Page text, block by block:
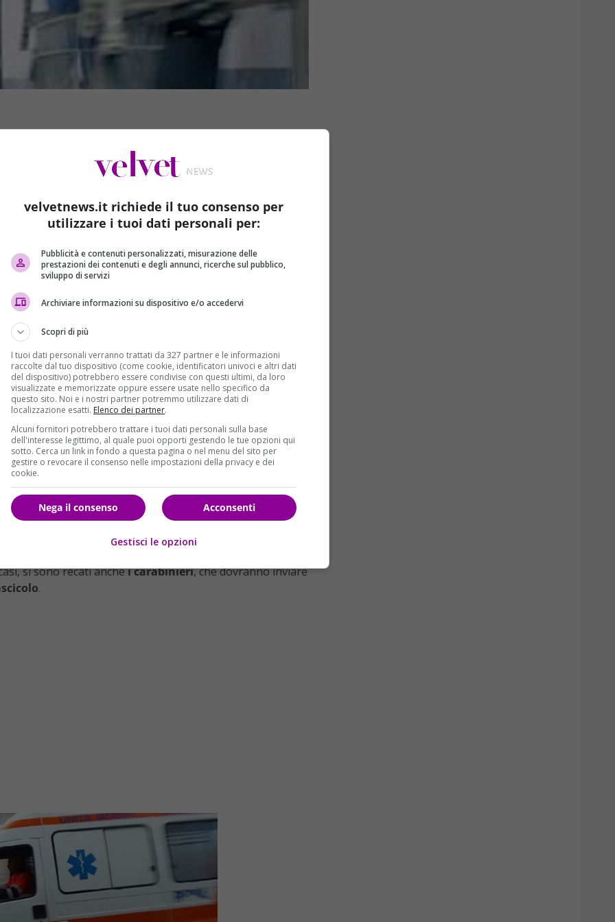
4 anni, Nicolò Tassan, è morto a seguito delle ferite
Il mobile gli è crollato addosso mentre stava giocando in
la ricostruzione dei fatti dellaNuova Venezia, il bambino si
giocando durante una festicciola di compleanno
è stato travolto da un pesante armadioche gli è
il piccolo avrebbe tentato di arrampicarsi
il suo leggero peso è bastato a provocare il
alla parete.La struttura gli è crollata addosso
testa. Sul posto è giunta a sirene spiegate un’ambulanza
È stato perciò trasportato
d’urgenza all’ospedale di
medici hanno tentato tutta una serie di operazioni per
di battere martedì 10 ottobre gettando nella disperazione
si sono recati anchei carabinieri, che dovranno inviare
.
velvetnews.it richiede il tuo consenso per
utilizzare i tuoi dati personali per:
Pubblicità e contenuti personalizzati, misurazione delle
prestazioni dei contenuti e degli annunci, ricerche sul pubblico,
sviluppo di servizi
Archiviare informazioni su dispositivo e/o accedervi
Scopri di più
I tuoi dati personali verranno trattati da 327 partner e le informazioni
raccolte dal tuo dispositivo (come cookie, identificatori univoci e altri dati
del dispositivo) potrebbero essere condivise con questi ultimi, da loro
visualizzate e memorizzate oppure essere usate nello specifico da
questo sito. Noi e i nostri partner potremmo utilizzare dati di
localizzazione esatti. Elenco dei partner.
Alcuni fornitori potrebbero trattare i tuoi dati personali sulla base
dell'interesse legittimo, al quale puoi opporti gestendo le tue opzioni qui
sotto. Cerca un link in fondo a questa pagina o nel menu del sito per
gestire o revocare il consenso nelle impostazioni della privacy e dei
cookie.
Acconsenti
Nega il consenso
Gestisci le opzioni